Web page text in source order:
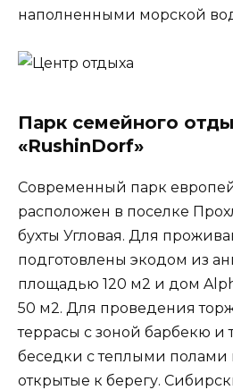
наполненными морской
Парк семейного
«RushinDorf»
Современный парк
расположен в поселке
бухты Угловая. Для
подготовлены экодом из
площадью 120 м2 и дом
50 м2. Для проведения
террасы с зоной барбекю
беседки с теплыми полами
открытые к берегу.